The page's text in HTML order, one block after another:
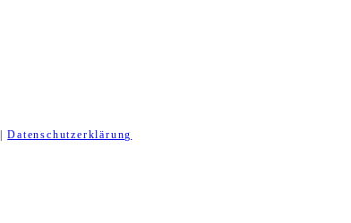
|Datenschutzerklärung